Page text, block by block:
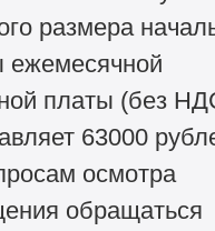
размера
ежемесячной
платы (без
63000
осмотра
обращаться